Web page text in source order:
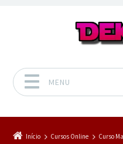
MENU
Início Cursos Online
Curso